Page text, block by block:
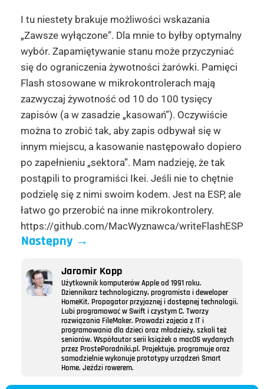
I tu niestety brakuje możliwości wskazania
„Zawsze wyłączone”. Dla mnie to byłby optymalny
wybór. Zapamiętywanie stanu może przyczyniać
się do ograniczenia żywotności żarówki. Pamięci
Flash stosowane w mikrokontrolerach mają
zazwyczaj żywotność od 10 do 100 tysięcy
zapisów (a w zasadzie „kasowań”). Oczywiście
można to zrobić tak, aby zapis odbywał się w
innym miejscu, a kasowanie następowało dopiero
po zapełnieniu „sektora”. Mam nadzieję, że tak
postąpili to programiści Ikei. Jeśli nie to chętnie
podzielę się z nimi swoim kodem. Jest na ESP, ale
łatwo go przerobić na inne mikrokontrolery.
https://github.com/MacWyznawca/writeFlashESP
Następny→
Jaromir Kopp
Użytkownik komputerów Apple od 1991 roku.
Dziennikarz technologiczny, programista i deweloper
HomeKit. Propagator przyjaznej i dostępnej technologii.
Lubi programować w Swift i czystym C. Tworzy
rozwiązania FileMaker. Prowadzi zajęcia z IT i
programowania dla dzieci oraz młodzieży, szkoli też
seniorów. Współautor serii książek o macOS wydanych
przez ProstePoradniki.pl. Projektuje, programuje oraz
samodzielnie wykonuje prototypy urządzeń Smart
Home. Jeździ rowerem.